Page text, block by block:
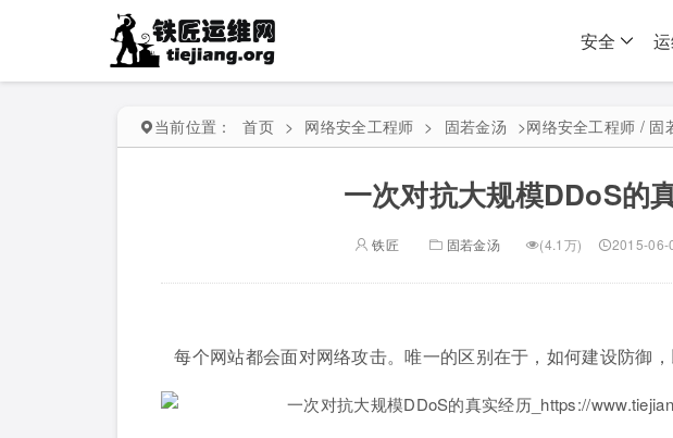
安全
当前位置： 首页 > 网络安全工程师 > 固若金汤 >网络安全工程师 / 固
一次对抗大规模DDoS的
铁匠 固若金汤 (4.1万) 2015-06-
每个网站都会面对网络攻击。唯一的区别在于，如何建设防御，